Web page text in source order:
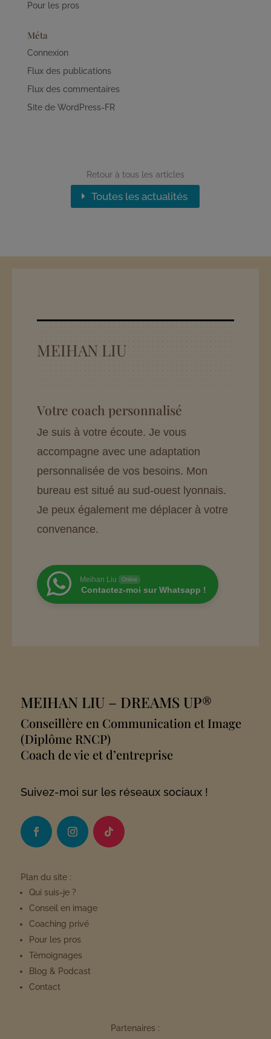
Pour les pros
Méta
Connexion
Flux des publications
Flux des commentaires
Site de WordPress-FR
Retour à tous les articles
Toutes les actualités
MEIHAN LIU
Votre coach personnalisé
Je suis à votre écoute. Je vous
accompagne avec une adaptation
personnalisée de vos besoins. Mon
bureau est situé au sud-ouest lyonnais.
Je peux également me déplacer à votre
convenance.
Meihan Liu Online
Contactez-moi sur Whatsapp !
MEIHAN LIU – DREAMS UP®
Conseillère en Communication et Image
(Diplôme RNCP)
Coach de vie et d’entreprise
Suivez-moi sur les réseaux sociaux !
Plan du site :
Qui suis-je ?
Conseil en image
Coaching privé
Pour les pros
Témoignages
Blog & Podcast
Contact
Partenaires :